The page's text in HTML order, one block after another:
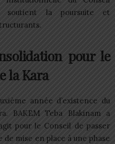
la poursuite et
pour le
la Kara
année d’existence du
BAKEM Teba Blakinam a
pour le Conseil de passer
de mise en place à une phase